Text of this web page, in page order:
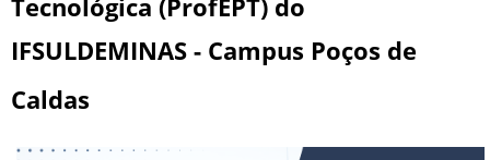
Tecnológica (ProfEPT) do
IFSULDEMINAS - Campus Poços de
Caldas